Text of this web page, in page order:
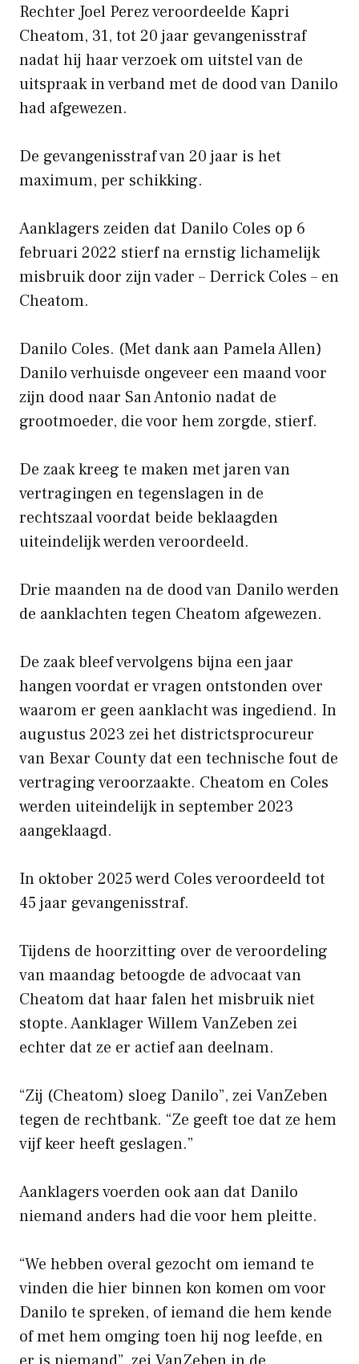
Rechter Joel Perez veroordeelde Kapri
Cheatom, 31, tot 20 jaar gevangenisstraf
nadat hij haar verzoek om uitstel van de
uitspraak in verband met de dood van Danilo
had afgewezen.
De gevangenisstraf van 20 jaar is het
maximum, per schikking.
Aanklagers zeiden dat Danilo Coles op 6
februari 2022 stierf na ernstig lichamelijk
misbruik door zijn vader – Derrick Coles – en
Cheatom.
Danilo Coles. (Met dank aan Pamela Allen)
Danilo verhuisde ongeveer een maand voor
zijn dood naar San Antonio nadat de
grootmoeder, die voor hem zorgde, stierf.
De zaak kreeg te maken met jaren van
vertragingen en tegenslagen in de
rechtszaal voordat beide beklaagden
uiteindelijk werden veroordeeld.
Drie maanden na de dood van Danilo werden
de aanklachten tegen Cheatom afgewezen.
De zaak bleef vervolgens bijna een jaar
hangen voordat er vragen ontstonden over
waarom er geen aanklacht was ingediend. In
augustus 2023 zei het districtsprocureur
van Bexar County dat een technische fout de
vertraging veroorzaakte. Cheatom en Coles
werden uiteindelijk in september 2023
aangeklaagd.
In oktober 2025 werd Coles veroordeeld tot
45 jaar gevangenisstraf.
Tijdens de hoorzitting over de veroordeling
van maandag betoogde de advocaat van
Cheatom dat haar falen het misbruik niet
stopte. Aanklager Willem VanZeben zei
echter dat ze er actief aan deelnam.
“Zij (Cheatom) sloeg Danilo”, zei VanZeben
tegen de rechtbank. “Ze geeft toe dat ze hem
vijf keer heeft geslagen.”
Aanklagers voerden ook aan dat Danilo
niemand anders had die voor hem pleitte.
“We hebben overal gezocht om iemand te
vinden die hier binnen kon komen om voor
Danilo te spreken, of iemand die hem kende
of met hem omging toen hij nog leefde, en